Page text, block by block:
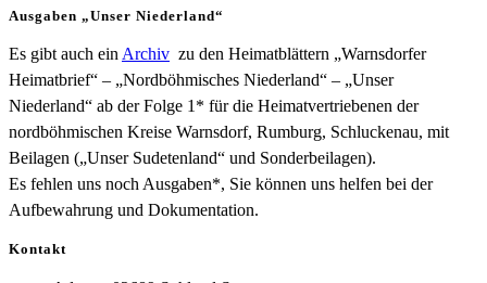
Ausgaben „Unser Niederland“
Es gibt auch ein Archiv zu den Heimatblättern „Warnsdorfer
Heimatbrief“ – „Nordböhmisches Niederland“ – „Unser
Niederland“ ab der Folge 1* für die Heimatvertriebenen der
nordböhmischen Kreise Warnsdorf, Rumburg, Schluckenau, mit
Beilagen („Unser Sudetenland“ und Sonderbeilagen).
Es fehlen uns noch Ausgaben*, Sie können uns helfen bei der
Aufbewahrung und Dokumentation.
Kontakt